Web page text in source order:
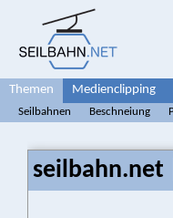
Themen Medienclipping
Seilbahnen Beschneiung
seilbahn.net